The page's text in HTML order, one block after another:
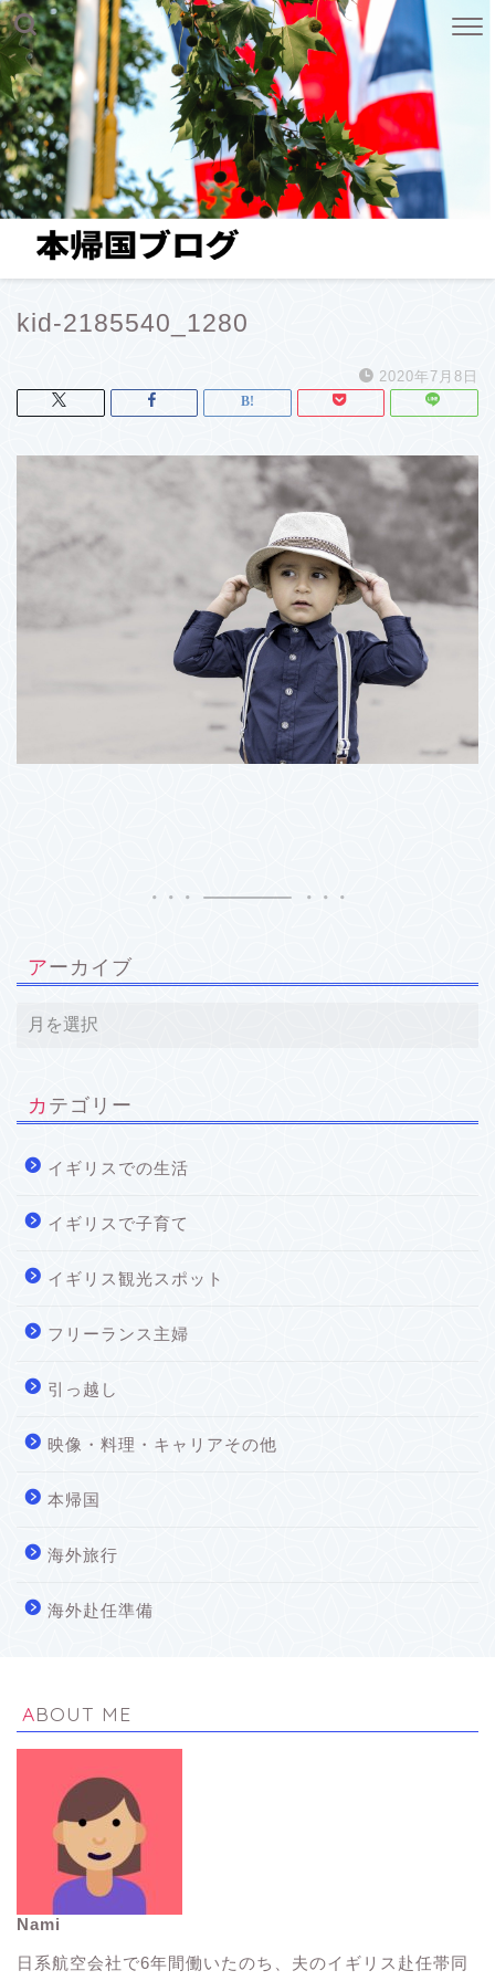
kid-2185540_1280
2020年7月8日
アーカイブ
カテゴリー
イギリスでの生活
イギリスで子育て
イギリス観光スポット
フリーランス主婦
引っ越し
映像・料理・キャリアその他
本帰国
海外旅行
海外赴任準備
ABOUT ME
Nami
日系航空会社で6年間働いたのち、夫のイギリス赴任帯同
イギリス生活Tips